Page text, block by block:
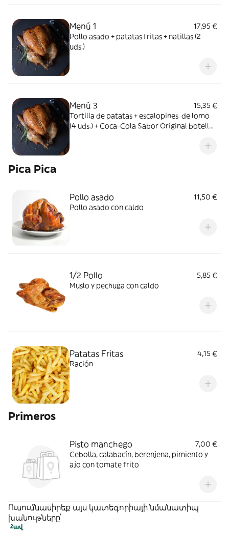
Menú 1
17,95 €
Pollo asado + patatas fritas + natillas (2
uds.)
Menú 3
15,35 €
Tortilla de patatas + escalopines de lomo
(4 uds.) + Coca-Cola Sabor Original botella
Pica Pica
Pollo asado
11,50 €
Pollo asado con caldo
1/2 Pollo
5,85 €
Muslo y pechuga con caldo
Patatas Fritas
4,15 €
Ración
Primeros
Pisto manchego
7,00 €
Cebolla, calabacín, berenjena, pimiento y
ajo con tomate frito
Ուսումնասիրեք այս կատեգորիայի նմանատիպ
խանութները՝
Հավ